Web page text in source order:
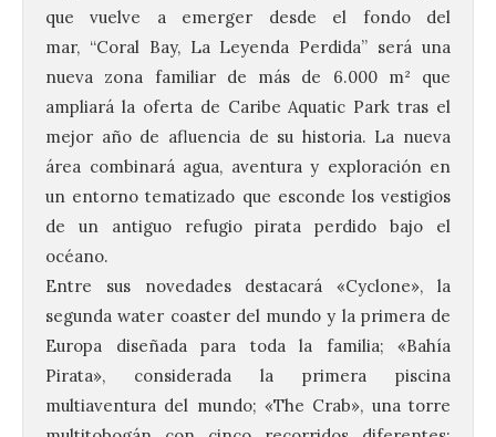
que vuelve a emerger desde el fondo del
mar, “Coral Bay, La Leyenda Perdida” será una
nueva zona familiar de más de 6.000 m² que
ampliará la oferta de Caribe Aquatic Park tras el
mejor año de afluencia de su historia. La nueva
área combinará agua, aventuray exploración en
un entorno tematizado que esconde los vestigios
de un antiguo refugio pirata perdido bajo el
océano.
Entre sus novedades destacará «Cyclone», la
segunda water coaster del mundo y la primera de
Europa diseñada para toda la familia; «Bahía
Pirata», considerada la primera piscina
multiaventura del mundo; «The Crab», una torre